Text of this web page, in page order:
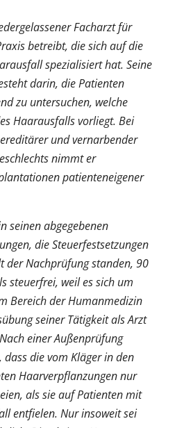
Facharzt für
betreibt, die sich auf die
spezialisiert hat. Seine
darin, die Patienten
zu untersuchen, welche
Haarausfalls vorliegt. Bei
und vernarbender
nimmt er
patienteneigener
seinen abgegebenen
die Steuerfestsetzungen
der Nachprüfung standen, 90
steuerfrei, weil es sich um
Bereich der Humanmedizin
seiner Tätigkeit als Arzt
einer Außenprüfung
die vom Kläger in den
Haarverpflanzungen nur
als sie auf Patienten mit
entfielen. Nur insoweit sei